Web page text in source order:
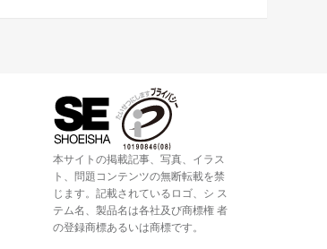
本サイトの掲載記事、写真、イラス
ト、問題コンテンツの無断転載を禁
じます。記載されているロゴ、シ ス
テム名、製品名は各社及び商標権 者
の登録商標あるいは商標です。